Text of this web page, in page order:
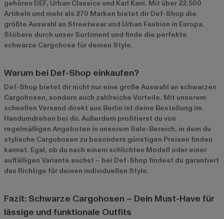
gehören DEF, Urban Classics und Karl Kani. Mit über 22.500
Artikeln und mehr als 270 Marken bietet dir Def-Shop die
größte Auswahl an Streetwear und Urban Fashion in Europa.
Stöbere durch unser Sortiment und finde die perfekte
schwarze Cargohose für deinen Style.
Warum bei Def-Shop einkaufen?
Def-Shop bietet dir nicht nur eine große Auswahl an schwarzen
Cargohosen, sondern auch zahlreiche Vorteile. Mit unserem
schnellen Versand direkt aus Berlin ist deine Bestellung im
Handumdrehen bei dir. Außerdem profitierst du von
regelmäßigen Angeboten in unserem Sale-Bereich, in dem du
stylische Cargohosen zu besonders günstigen Preisen finden
kannst. Egal, ob du nach einem schlichten Modell oder einer
auffälligen Variante suchst – bei Def-Shop findest du garantiert
das Richtige für deinen individuellen Style.
Fazit: Schwarze Cargohosen – Dein Must-Have für
lässige und funktionale Outfits